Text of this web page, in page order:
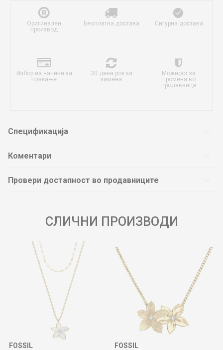
Оригинален
производ
Бесплатна достава Сигурна достава
Избор на начини за
плаќање
30 дена рок за
замена
Можност за
промена во
продавница
Спецификација
Коментари
Провери достапност во продавниците
СЛИЧНИ ПРОИЗВОДИ
FOSSIL FOSSIL